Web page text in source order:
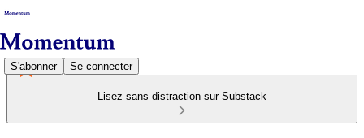
S'abonner Se connecter
Lisez sans distraction sur Substack